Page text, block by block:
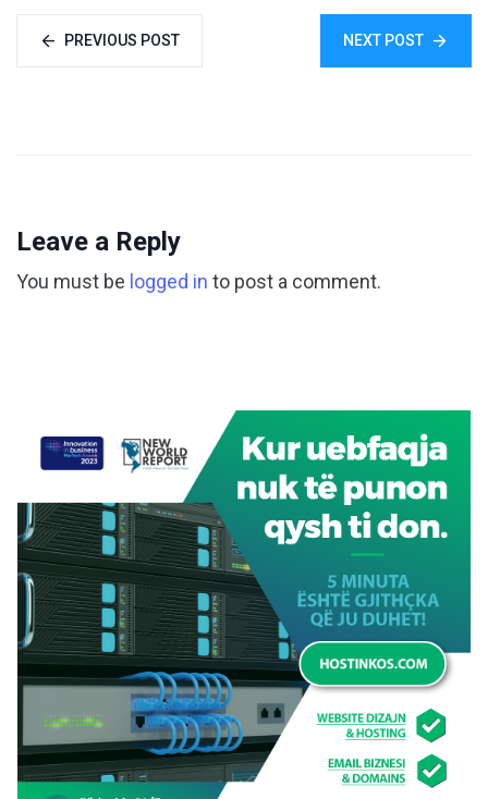
PREVIOUS POST NEXT POST
Leave a Reply
You must be logged in to post a comment.